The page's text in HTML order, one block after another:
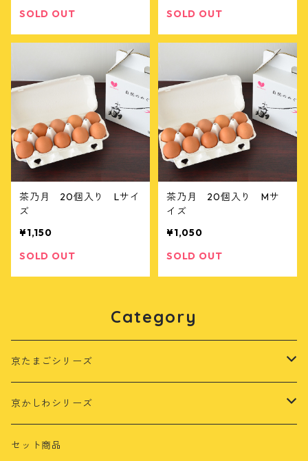
SOLD OUT
SOLD OUT
茶乃月 20個入り Lサイ
ズ
¥1,150
SOLD OUT
茶乃月 20個入り Mサ
イズ
¥1,050
SOLD OUT
Category
京たまごシリーズ
茶乃月
さくら
京かしわシリーズ
もみじ鶏
セット商品